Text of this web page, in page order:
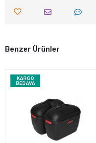
Benzer Ürünler
KARGO
BEDAVA